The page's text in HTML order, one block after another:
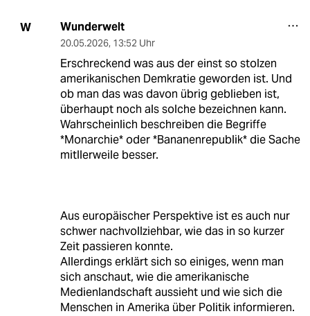
W Wunderwelt
20.05.2026, 13:52 Uhr
Erschreckend was aus der einst so stolzen
amerikanischen Demkratie geworden ist. Und
ob man das was davon übrig geblieben ist,
überhaupt noch als solche bezeichnen kann.
Wahrscheinlich beschreiben die Begriffe
*Monarchie* oder *Bananenrepublik* die Sache
mitllerweile besser.
Aus europäischer Perspektive ist es auch nur
schwer nachvollziehbar, wie das in so kurzer
Zeit passieren konnte.
Allerdings erklärt sich so einiges, wenn man
sich anschaut, wie die amerikanische
Medienlandschaft aussieht und wie sich die
Menschen in Amerika über Politik informieren.